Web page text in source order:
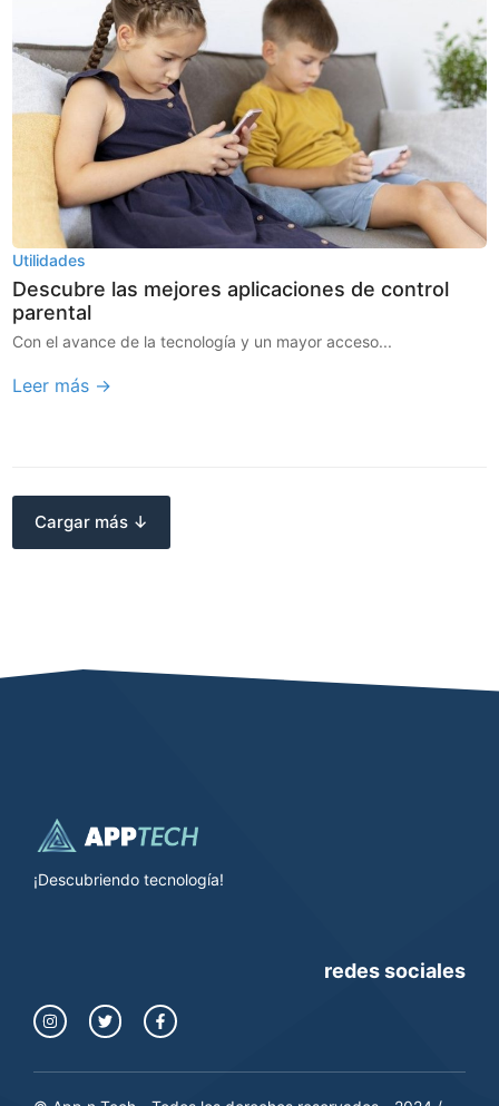
Utilidades
Descubre las mejores aplicaciones de control
parental
Con el avance de la tecnología y un mayor acceso...
Leer más →
Cargar más ↓
¡Descubriendo tecnología!
redes sociales